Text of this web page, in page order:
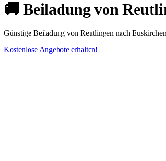
🚚 Beiladung von
Günstige Beiladung von Reutlingen nach
Kostenlose Angebote erhalten!